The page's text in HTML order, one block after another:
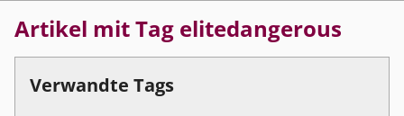
Artikel mit Tag elitedangerous
Verwandte Tags